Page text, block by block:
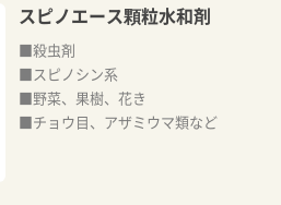
スピノエース顆粒水和剤
■殺虫剤
■スピノシン系
■野菜、果樹、花き
■チョウ目、アザミウマ類など